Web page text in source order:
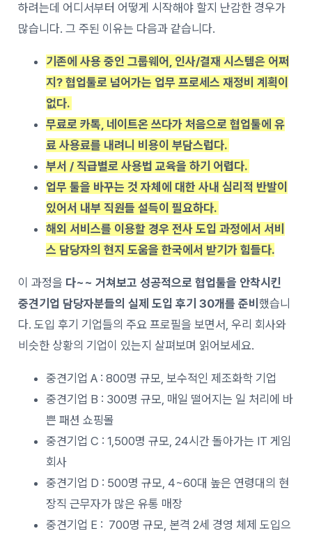
하려는데 어디서부터 어떻게 시작해야 할지 난감한 경우가
많습니다. 그 주된 이유는 다음과 같습니다.
기존에 사용 중인 그룹웨어, 인사/결재 시스템은 어쩌
지? 협업툴로 넘어가는 업무 프로세스 재정비 계획이
없다.
무료로 카톡, 네이트온 쓰다가 처음으로 협업툴에 유
료 사용료를 내려니 비용이 부담스럽다.
부서 / 직급별로 사용법 교육을 하기 어렵다.
업무 툴을 바꾸는 것 자체에 대한 사내 심리적 반발이
있어서 내부 직원들 설득이 필요하다.
해외 서비스를 이용할 경우 전사 도입 과정에서 서비
스 담당자의 현지 도움을 한국에서 받기가 힘들다.
이 과정을 다~~ 거쳐보고 성공적으로 협업툴을 안착시킨
중견기업 담당자분들의 실제 도입 후기 30개를 준비했습니
다. 도입 후기 기업들의 주요 프로필을 보면서, 우리 회사와
비슷한 상황의 기업이 있는지 살펴보며 읽어보세요.
중견기업 A : 800명 규모, 보수적인 제조화학 기업
중견기업 B : 300명 규모, 매일 떨어지는 일 처리에 바
쁜 패션 쇼핑몰
중견기업 C : 1,500명 규모, 24시간 돌아가는 IT 게임
회사
중견기업 D : 500명 규모, 4~60대 높은 연령대의 현
장직 근무자가 많은 유통 매장
중견기업 E : 700명 규모, 본격 2세 경영 체제 도입으